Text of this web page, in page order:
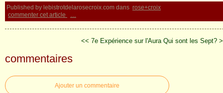
Published by lebistrotdelarosecroix.com dans rose+croix
commenter cet article
…
<< 7e Expérience sur l'Aura Qui sont les Sept?
commentaires
Ajouter un commentaire